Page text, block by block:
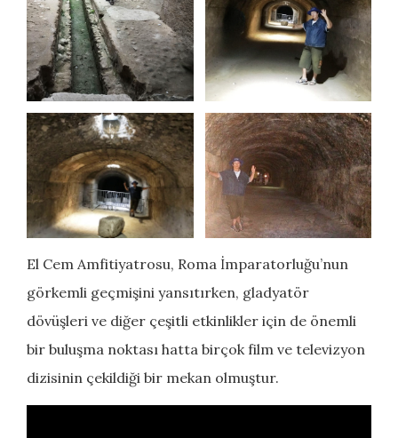
El Cem Amfitiyatrosu, Roma İmparatorluğu’nun
görkemli geçmişini yansıtırken, gladyatör
dövüşleri ve diğer çeşitli etkinlikler için de önemli
bir buluşma noktası hatta birçok film ve televizyon
dizisinin çekildiği bir mekan olmuştur.